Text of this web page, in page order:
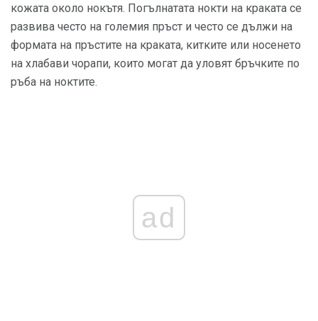
кожата около нокътя. Погълнатата нокти на краката се
развива често на големия пръст и често се дължи на
формата на пръстите на краката, китките или носенето
на хлабави чорапи, които могат да уловят бръчките по
ръба на ноктите.
ad